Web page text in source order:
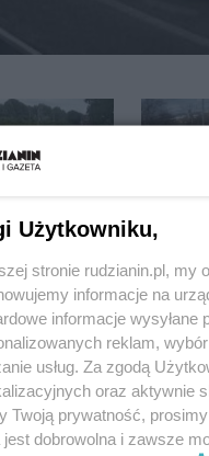
Co
Użytkowniku,
stronie rudzianin.pl, my
informacje na
informacje
reklam,
usług. Za zgodą
oraz aktywnie
Twoją prywatność,
jest dobrowolna i zawsze